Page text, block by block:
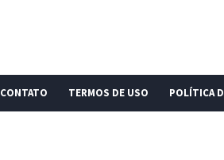
CONTATO TERMOS DE USO POLÍTICA